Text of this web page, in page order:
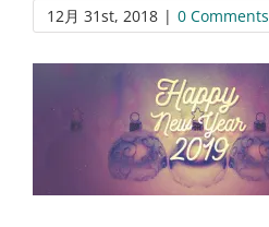
12月 31st, 2018 | 0 Comments